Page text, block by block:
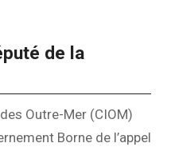
de la
Outre-Mer (CIOM)
Borne de l’appel